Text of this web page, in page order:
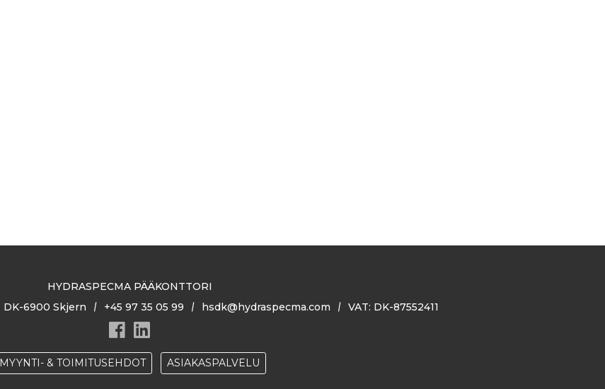
HYDRASPECMA PÄÄKONTTORI
DK-6900 Skjern +45 97 35 05 99 hsdk@hydraspecma.com VAT: DK-87552411
MYYNTI- & TOIMITUSEHDOT ASIAKASPALVELU